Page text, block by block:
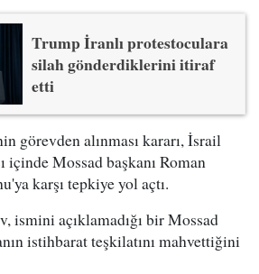
Trump İranlı protestoculara
silah gönderdiklerini itiraf
etti
görevden alınması kararı, İsrail
içinde Mossad başkanı Roman
karşı tepkiye yol açtı.
ismini açıklamadığı bir Mossad
istihbarat teşkilatını mahvettiğini